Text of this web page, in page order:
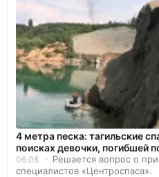
4 метра песка: тагильские
поисках девочки, погибшей
06.08
Решается вопрос о
специалистов «Центроспаса».